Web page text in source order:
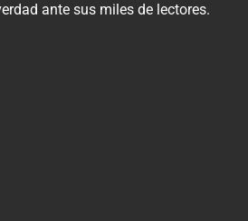
ante sus miles de lectores.